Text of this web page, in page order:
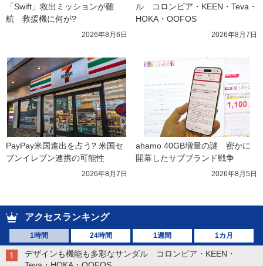
「Swift」救出ミッションが難
航　救援機に何が?
2026年8月6日
ル　コロンビア・KEEN・Teva・
HOKA・OOFOS
2026年8月7日
PayPay米国進出を占う? 米国セ
ブンイレブン連携の可能性
2026年8月7日
ahamo 40GB増量の謎　密かに
開幕したサブブランド戦争
2026年8月5日
アクセスランキング
1時間 24時間 1週間 1カ月
デザインも機能も多彩なサンダル コロンビア・KEEN・